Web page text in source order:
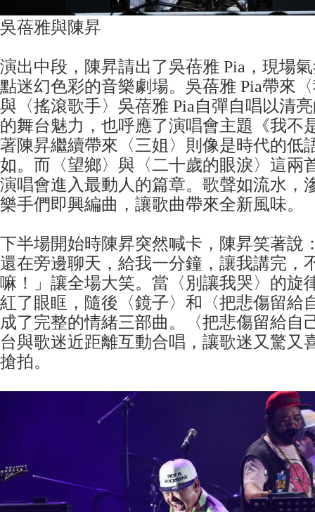
吳蓓雅與陳昇
演出中段，陳昇請出了吳蓓雅 Pia，現場
點迷幻色彩的音樂劇場。吳蓓雅 Pia帶來
與〈搖滾歌手〉吳蓓雅 Pia自彈自唱以清
的舞台魅力，也呼應了演唱會主題《我不
著陳昇繼續帶來〈三姐〉則像是時代的低
如。而〈望鄉〉與〈二十歲的眼淚〉這兩
演唱會進入最動人的篇章。歌聲如流水，
樂手們即興編曲，讓歌曲帶來全新風味。
下半場開始時陳昇突然喊卡，陳昇笑著說
還在旁邊聊天，給我一分鐘，讓我講完，
嘛！」讓全場大笑。當〈別讓我哭〉的旋
紅了眼眶，隨後〈鏡子〉和〈把悲傷留給
成了完整的情緒三部曲。〈把悲傷留給自
台與歌迷近距離互動合唱，讓歌迷又驚又
搶拍。